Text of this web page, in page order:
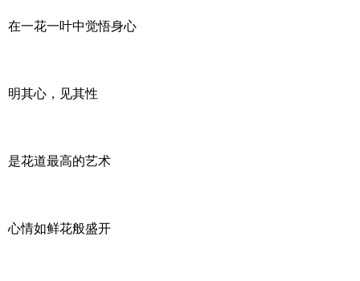
在一花一叶中觉悟身心
明其心，见其性
是花道最高的艺术
心情如鲜花般盛开